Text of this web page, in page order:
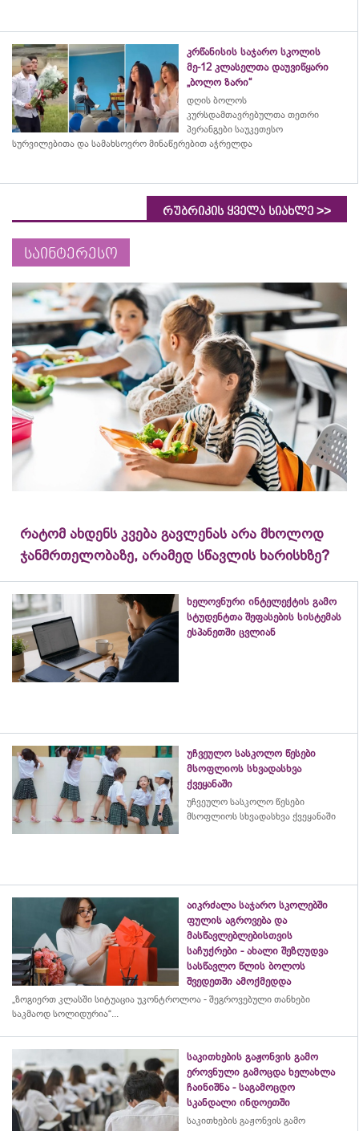
კრწანისის საჯარო სკოლის
მე-12 კლასელთა დაუვიწყარი
„ბოლო ზარი“
დღის ბოლოს
კურსდამთავრებულთა თეთრი
პერანგები საუკეთესო
სურვილებითა და სამახსოვრო მინაწერებით აჭრელდა
რუბრიკის ყველა სიახლე >>
საინტერესო
რატომ ახდენს კვება გავლენას არა მხოლოდ
ჯანმრთელობაზე, არამედ სწავლის ხარისხზე?
ხელოვნური ინტელექტის გამო
სტუდენტთა შეფასების სისტემას
ესპანეთში ცვლიან
უჩვეულო სასკოლო წესები
მსოფლიოს სხვადასხვა
ქვეყანაში
უჩვეულო სასკოლო წესები
მსოფლიოს სხვადასხვა ქვეყანაში
აიკრძალა საჯარო სკოლებში
ფულის აგროვება და
მასწავლებლებისთვის
საჩუქრები - ახალი შეზღუდვა
სასწავლო წლის ბოლოს
შვედეთში ამოქმედდა
„ზოგიერთ კლასში სიტუაცია უკონტროლოა - შეგროვებული თანხები
საკმაოდ სოლიდურია“...
საკითხების გაჟონვის გამო
ეროვნული გამოცდა ხელახლა
ჩაინიშნა - საგამოცდო
სკანდალი ინდოეთში
საკითხების გაჟონვის გამო